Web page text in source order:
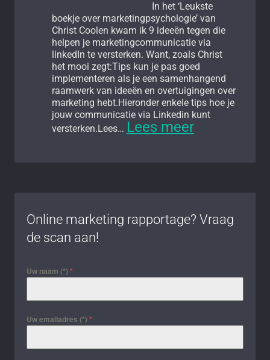
In het ‘Leukste
boekje over marketingpsychologie’ van
Christ Coolen kwam ik 9 ideeën tegen die
helpen je marketingcommunicatie via
linkedIn te versterken. Want, zoals Christ
het mooi zegt:Tips kun je pas goed
implementeren als je een samenhangend
raamwerk van ideeën en overtuigingen over
marketing hebt.Hieronder enkele tips hoe je
jouw communicatie via Linkedin kunt
versterken.Lees… Lees meer:
Christ
op
LinkedIn
Online marketing rapportage? Vraag
de scan aan!
Uw naam (*) *
Uw emailadres (*) *